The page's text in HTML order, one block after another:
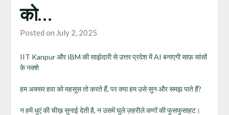
को…
Posted on July 2, 2025
IIT Kanpur और IBM की साझेदारी से उत्तर प्रदेश में AI बनाएगी साफ़ सांसों
के नक्शे
हम अक्सर हवा को महसूस तो करते हैं, पर क्या हम उसे सुन और समझ पाते हैं?
न हमें धुएं की चीख़ सुनाई देती है, न उसमें घुले ज़हरीले कणों की फुसफुसाहट।